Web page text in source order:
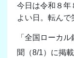
今日は令和８年
よい日。転ん
「全国ローカ
聞（8/1）に掲